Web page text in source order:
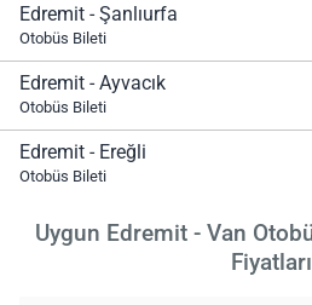
Edremit - Şanlıurfa
Otobüs Bileti
Edremit - Ayvacık
Otobüs Bileti
Edremit - Ereğli
Otobüs Bileti
Uygun Edremit - Van
Fiyatları